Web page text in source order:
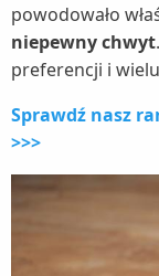
powodowało
niepewny chwyt
preferencji i
Sprawdź nasz
>>>